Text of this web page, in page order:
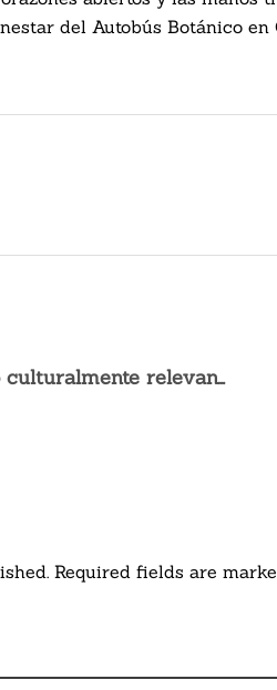
del Autobús Botánico en
Salud mental + cuidado culturalmente relevante para trabajadores agrícolas
Required fields are